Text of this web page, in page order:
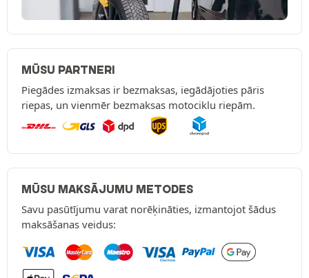
MŪSU PARTNERI
Piegādes izmaksas ir bezmaksas, iegādājoties pāris
riepas, un vienmēr bezmaksas motociklu riepām.
MŪSU MAKSĀJUMU METODES
Savu pasūtījumu varat norēķināties, izmantojot šādus
maksāšanas veidus: